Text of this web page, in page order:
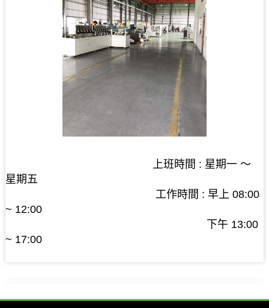
上班時間 : 星期一 ～
星期五
工作時間 : 早上 08:00
~ 12:00
下午 13:00
~ 17:00